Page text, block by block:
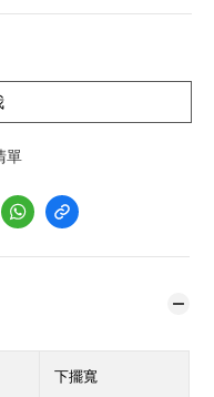
單
下擺寬